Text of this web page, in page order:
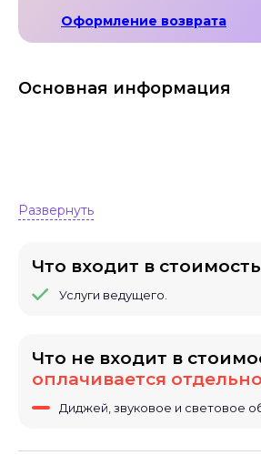
Оформление возврата
Основная информация
Развернуть
Что входит в
Услуги ведущего.
Что не входит в
оплачивается
Диджей, звуковое и световое